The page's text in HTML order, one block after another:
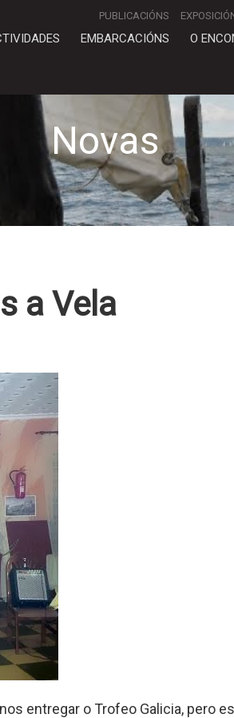
PUBLICACIÓNS
EMBARCACIÓNS O
Novas
a Vela
entregar o Trofeo Galicia, pero